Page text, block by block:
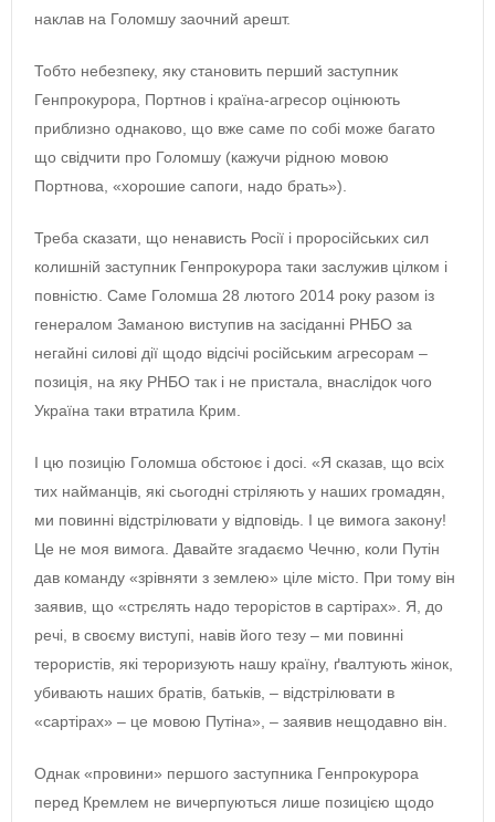
наклав на Голомшу заочний арешт.
Тобто небезпеку, яку становить перший заступник
Генпрокурора, Портнов і країна-агресор оцінюють
приблизно однаково, що вже саме по собі може багато
що свідчити про Голомшу (кажучи рідною мовою
Портнова, «хорошие сапоги, надо брать»).
Треба сказати, що ненависть Росії і проросійських сил
колишній заступник Генпрокурора таки заслужив цілком і
повністю. Саме Голомша 28 лютого 2014 року разом із
генералом Заманою виступив на засіданні РНБО за
негайні силові дії щодо відсічі російським агресорам –
позиція, на яку РНБО так і не пристала, внаслідок чого
Україна таки втратила Крим.
І цю позицію Голомша обстоює і досі. «Я сказав, що всіх
тих найманців, які сьогодні стріляють у наших громадян,
ми повинні відстрілювати у відповідь. І це вимога закону!
Це не моя вимога. Давайте згадаємо Чечню, коли Путін
дав команду «зрівняти з землею» ціле місто. При тому він
заявив, що «стрєлять надо терорістов в сартірах». Я, до
речі, в своєму виступі, навів його тезу – ми повинні
терористів, які тероризують нашу країну, ґвалтують жінок,
убивають наших братів, батьків, – відстрілювати в
«сартірах» – це мовою Путіна», – заявив нещодавно він.
Однак «провини» першого заступника Генпрокурора
перед Кремлем не вичерпуються лише позицією щодо